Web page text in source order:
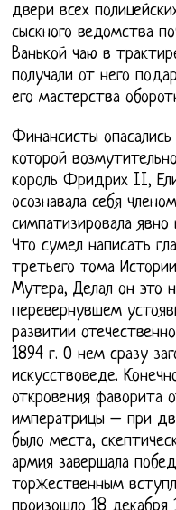
двери всех
сыскного ведомства
Ванькой чаю в
получали от него
его мастерства
Финансисты
которой
король Фридрих II,
осознавала себя
симпатизировала
Что сумел написать
третьего тома
Мутера, Делал он это
перевернувшем
развитии
1894 г. О нем сразу
искусствоведе.
откровения фаворита
императрицы – при
было места,
армия завершала
торжественным